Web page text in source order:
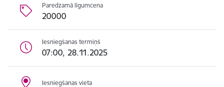
Paredzamā līgumcena
20000
Iesniegšanas termiņš
07:00, 28.11.2025
Iesniegšanas vieta